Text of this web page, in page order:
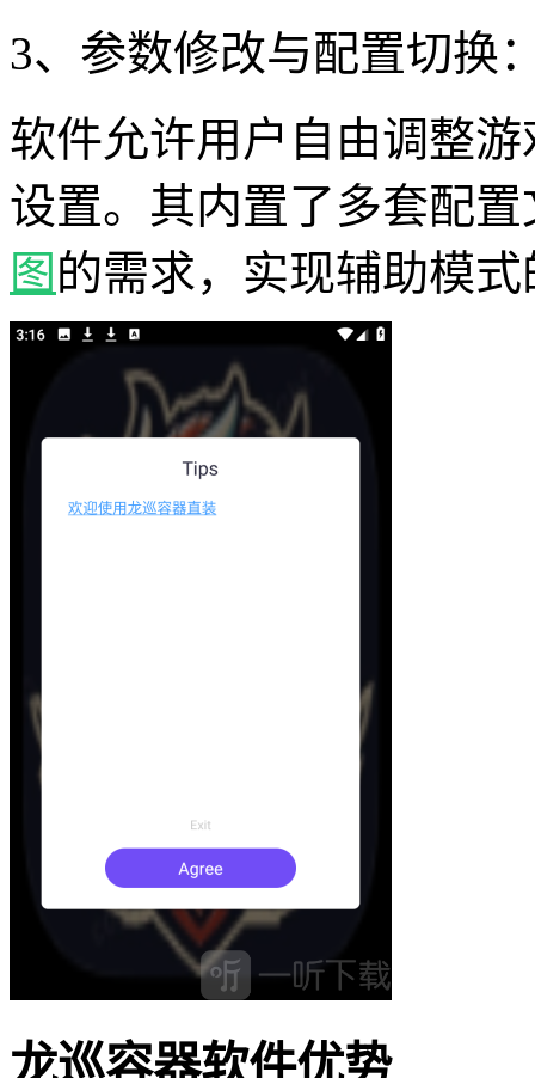
3、参数修改与配置切换
软件允许用户自由调整
设置。其内置了多套配
图 的需求，实现辅助模
龙巡容器软件优势